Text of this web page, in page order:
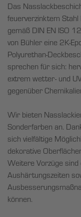
Das
feuerverzinktem
gemäß DIN EN ISO
von Bühler eine 2K-
Polyurethan-
sprechen für sich:
extrem wetter- und
gegenüber
Wir bieten
Sonderfarben an.
sich vielfältige
dekorative
Weitere Vorzüge
Aushärtungszeiten
können.